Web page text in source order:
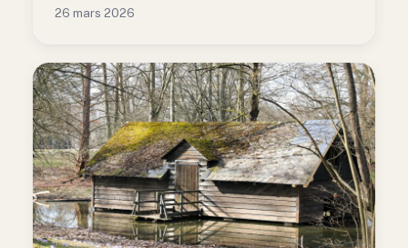
26 mars 2026